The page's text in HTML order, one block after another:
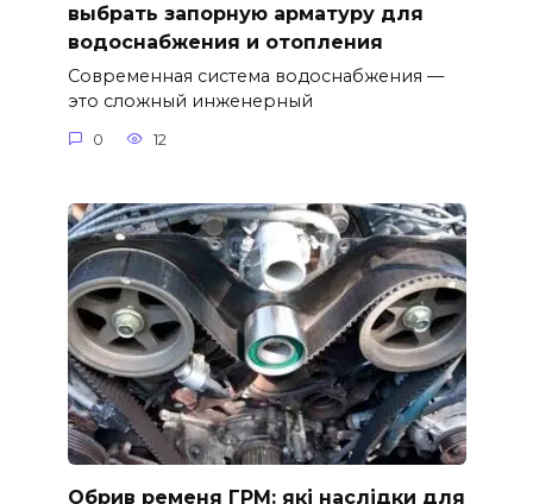
выбрать запорную арматуру для
водоснабжения и отопления
Современная система водоснабжения —
это сложный инженерный
0 12
Обрив ременя ГРМ: які наслідки для